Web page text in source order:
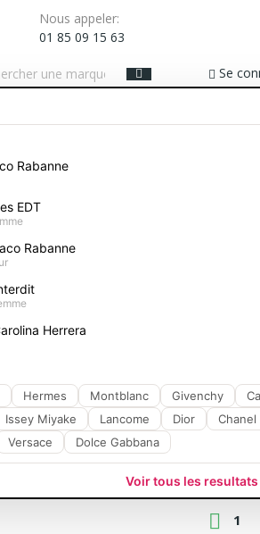
Nous appeler:
01 85 09 15 63
Se
PROTECTION
Très Haute Protection Spf50 40ml
A-
 1
Rabanne
EDT
Rabanne
Herrera
Hermes Montblanc Givenchy
Issey Miyake Lancome Dior Chanel
Versace Dolce Gabbana
Voir tous les